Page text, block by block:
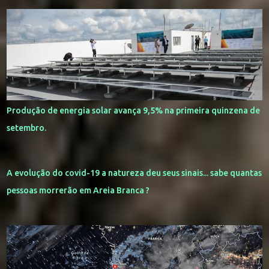
Produção de energia solar avança 9,5% na primeira quinzena de
setembro.
A evolução do covid-19 a natureza deu seus sinais... sabe quantas
pessoas morrerão em Areia Branca ?